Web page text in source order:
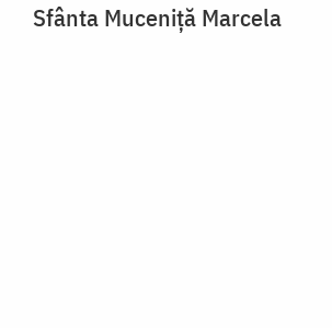
Sfânta Muceniță Marcela